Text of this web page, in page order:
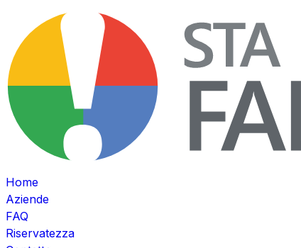
Home
Aziende
FAQ
Riservatezza